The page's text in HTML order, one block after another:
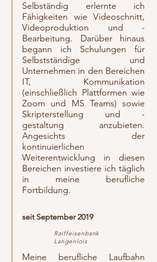
Selbständig erlernte ich
Fähigkeiten wie Videoschnitt,
Videoproduktion und -
Bearbeitung. Darüber hinaus
begann ich Schulungen für
Selbstständige und
Unternehmen in den Bereichen
IT, Kommunikation
(einschließlich Plattformen wie
Zoom und MS Teams) sowie
Skripterstellung und -
gestaltung anzubieten.
Angesichts der
kontinuierlichen
Weiterentwicklung in diesen
Bereichen investiere ich täglich
in meine berufliche
Fortbildung.
seit September 2019
Raiffeisenbank
Langenlois
Meine berufliche Laufbahn